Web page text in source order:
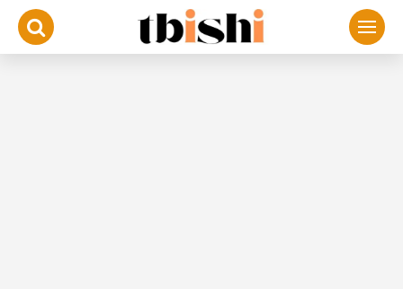
التجاوز
المحتوى